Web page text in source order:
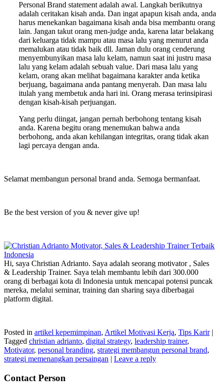
Personal Brand statement adalah awal. Langkah berikutnya
adalah ceritakan kisah anda. Dan ingat apapun kisah anda, anda
harus menekankan bagaimana kisah anda bisa membantu orang
lain. Jangan takut orang men-judge anda, karena latar belakang
dari keluarga tidak mampu atau masa lalu yang menurut anda
memalukan atau tidak baik dll. Jaman dulu orang cenderung
menyembunyikan masa lalu kelam, namun saat ini justru masa
lalu yang kelam adalah sebuah value. Dari masa lalu yang
kelam, orang akan melihat bagaimana karakter anda ketika
berjuang, bagaimana anda pantang menyerah. Dan masa lalu
itulah yang membetuk anda hari ini. Orang merasa terinsipirasi
dengan kisah-kisah perjuangan.
Yang perlu diingat, jangan pernah berbohong tentang kisah
anda. Karena begitu orang menemukan bahwa anda
berbohong, anda akan kehilangan integritas, orang tidak akan
lagi percaya dengan anda.
Selamat membangun personal brand anda. Semoga bermanfaat.
Be the best version of you & never give up!
Hi, saya Christian Adrianto. Saya adalah seorang motivator , Sales
& Leadership Trainer. Saya telah membantu lebih dari 300.000
orang di berbagai kota di Indonesia untuk mencapai potensi puncak
mereka, melalui seminar, training dan sharing saya diberbagai
platform digital.
Posted in artikel kepemimpinan, Artikel Motivasi Kerja, Tips Karir |
Tagged christian adrianto, digital strategy, leadership trainer,
Motivator, personal branding, strategi membangun personal brand,
strategi memenangkan persaingan | Leave a reply
Contact Person